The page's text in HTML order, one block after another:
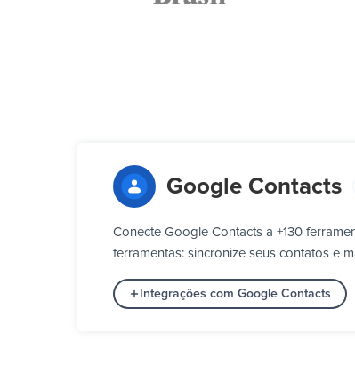
Google Contacts
Conecte Google Contacts a +130
ferramentas: sincronize seus contatos e
Integrações com Google Contacts